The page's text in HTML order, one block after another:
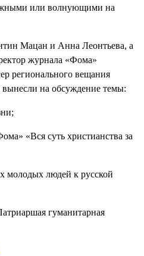
или волнующими на
Мацан и Анна Леонтьева, а
журнала «Фома»
регионального вещания
на обсуждение темы:
«Вся суть христианства за
людей к русской
гуманитарная